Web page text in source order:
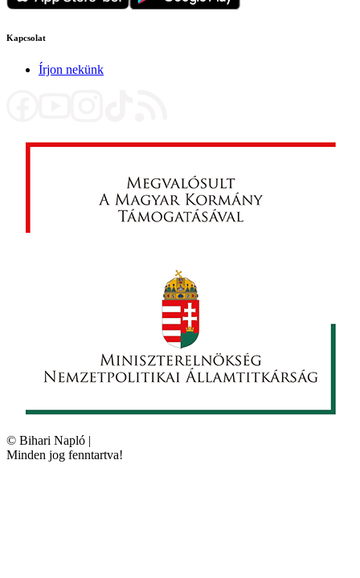
Kapcsolat
Írjon nekünk
© Bihari Napló |
Minden jog fenntartva!